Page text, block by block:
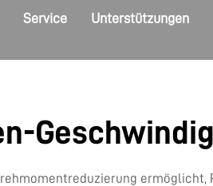
Service Unterstützungen